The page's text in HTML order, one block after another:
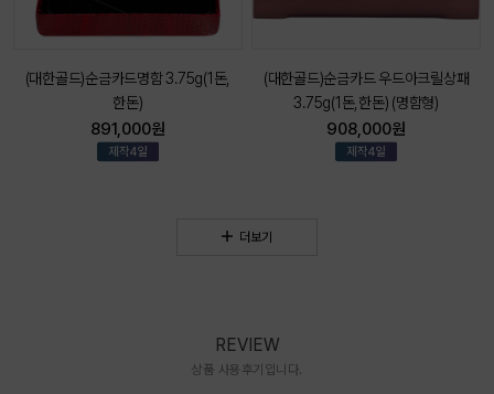
(대한골드)순금카드명함 3.75g(1돈,
한돈)
891,000원
(대한골드)순금카드 우드아크릴상패
3.75g(1돈,한돈) (명함형)
908,000원
더보기
REVIEW
상품 사용후기입니다.